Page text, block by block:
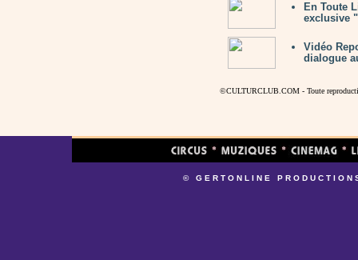
En Toute
exclusive
Vidéo
dialogue
©CULTURCLUB.COM - Toute
© GERTONLINE